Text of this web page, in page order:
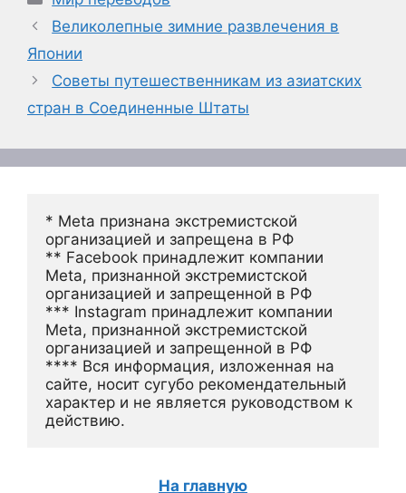
Великолепные зимние развлечения в
Японии
Советы путешественникам из азиатских
стран в Соединенные Штаты
* Meta признана экстремистской
организацией и запрещена в РФ
** Facebook принадлежит компании
Meta, признанной экстремистской
организацией и запрещенной в РФ
*** Instagram принадлежит компании
Meta, признанной экстремистской
организацией и запрещенной в РФ
**** Вся информация, изложенная на
сайте, носит сугубо рекомендательный
характер и не является руководством к
действию.
На главную